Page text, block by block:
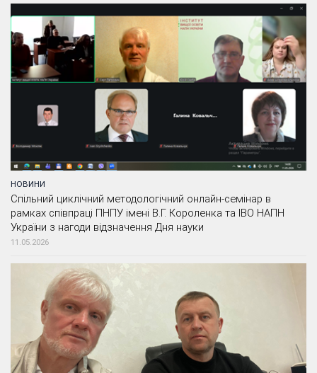
НОВИНИ
Спільний циклічний методологічний онлайн-семінар в
рамках співпраці ПНПУ імені В.Г. Короленка та ІВО НАПН
України з нагоди відзначення Дня науки
11.05.2026